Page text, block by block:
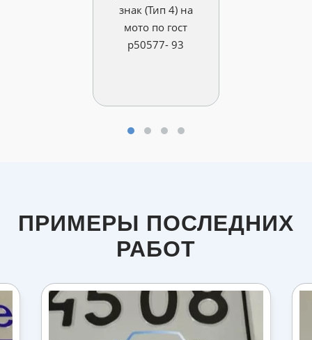
знак (Тип 4) на
мото по гост
р50577- 93
ПРИМЕРЫ ПОСЛЕДНИХ
РАБОТ